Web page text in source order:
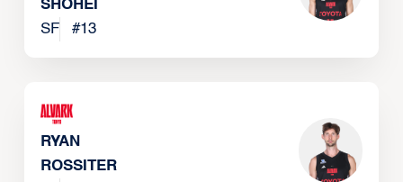
SHOHEI
SF
#13
RYAN
ROSSITER